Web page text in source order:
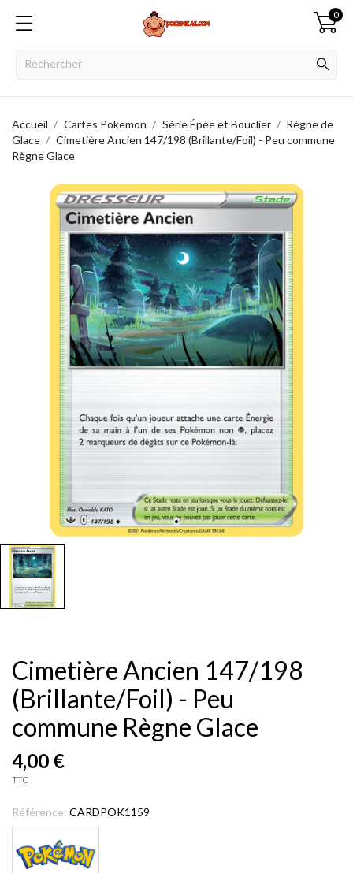
0
Accueil Cartes Pokemon Série Épée et Bouclier
Règne de
Glace
Cimetière Ancien 147/198 (Brillante/Foil) - Peu commune
Règne Glace
Cimetière Ancien 147/198
(Brillante/Foil) - Peu
commune Règne Glace
4,00 €
TTC
Référence: CARDPOK1159